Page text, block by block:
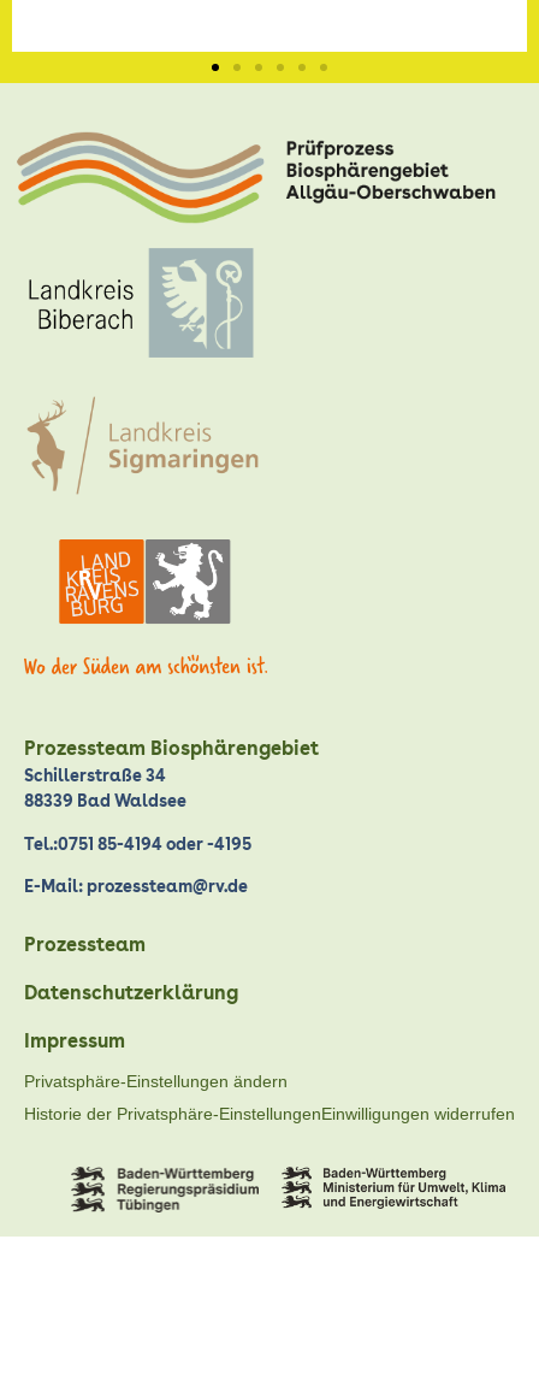
Prozessteam Biosphärengebiet
Schillerstraße 34
88339 Bad Waldsee
Tel.:0751 85-4194 oder -4195
E-Mail: prozessteam@rv.de
Prozessteam
Datenschutzerklärung
Impressum
Privatsphäre-Einstellungen ändern
Historie der Privatsphäre-EinstellungenEinwilligungen widerrufen